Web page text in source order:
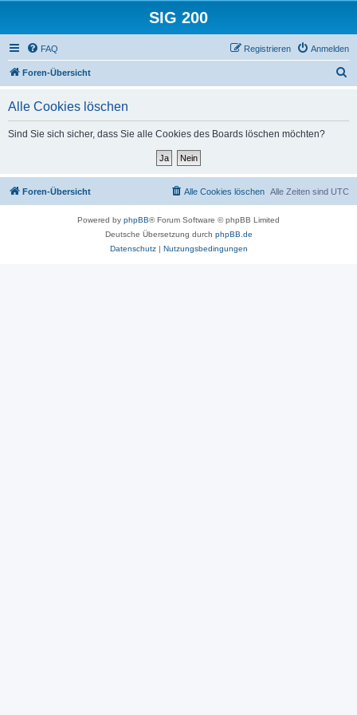
SIG 200
FAQ Anmelden
Registrieren
Foren-Übersicht
Alle Cookies löschen
Sind Sie sich sicher, dass Sie alle Cookies des Boards löschen möchten?
Foren-Übersicht Alle Zeiten sind UTC
Alle Cookies löschen
Powered by phpBB® Forum Software © phpBB Limited
Deutsche Übersetzung durch phpBB.de
Datenschutz| Nutzungsbedingungen